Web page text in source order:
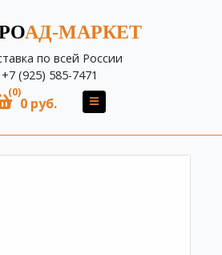
АД-МАРКЕТ
по всей России
(925) 585-7471
(0)
0 руб.